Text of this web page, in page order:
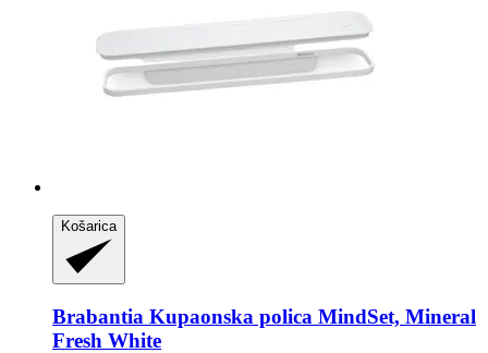
Košarica
Brabantia Kupaonska polica MindSet, Mineral
Fresh White